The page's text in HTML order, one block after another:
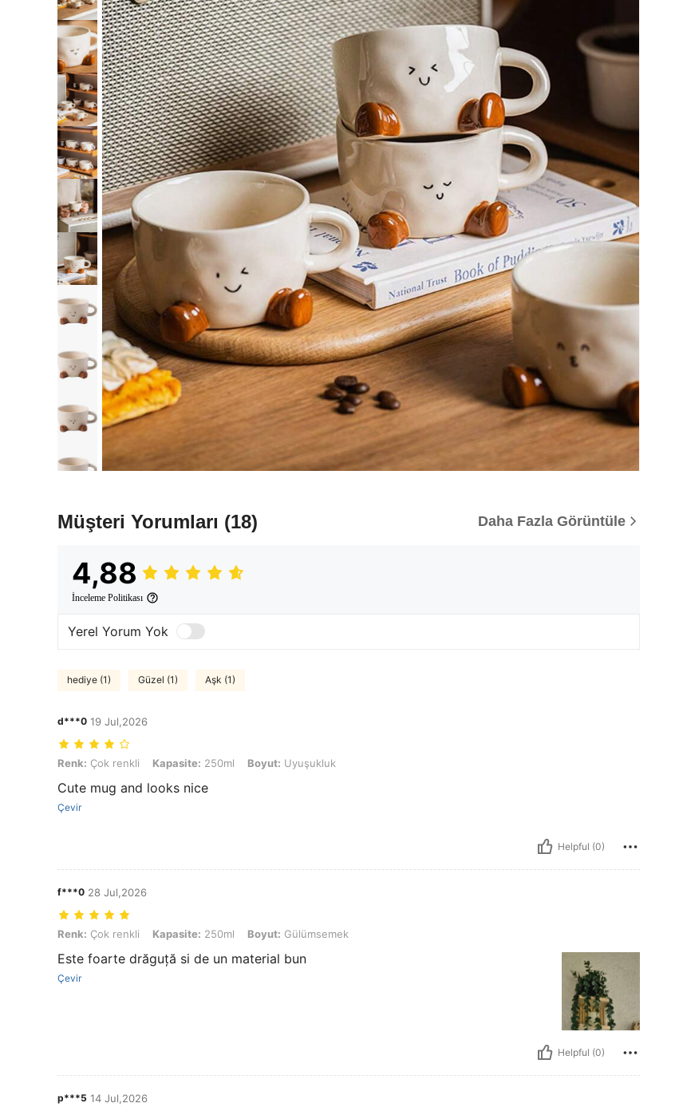
Müşteri Yorumları (18) Daha Fazla Görüntüle
4,88
İnceleme Politikası
Yerel Yorum Yok
hediye (1) Güzel (1) Aşk (1)
d***0 19 Jul,2026
Renk: Çok renkli, Kapasite: 250ml, Boyut: Uyuşukluk
Renk: Çok renkli Kapasite: 250ml Boyut: Uyuşukluk
Cute mug and looks nice
Çevir
Helpful (0)
f***0 28 Jul,2026
Renk: Çok renkli, Kapasite: 250ml, Boyut: Gülümsemek
Renk: Çok renkli Kapasite: 250ml Boyut: Gülümsemek
Este foarte drăguță si de un material bun
Çevir
Helpful (0)
p***5 14 Jul,2026